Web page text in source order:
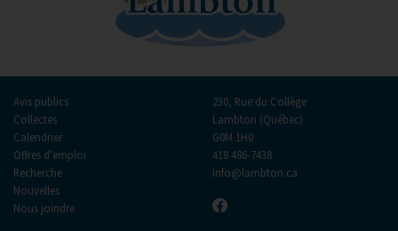
Avis publics
Collectes
Calendrier
Offres d'emploi
Recherche
Nouvelles
Nous joindre
230, Rue du Collège
Lambton (Québec)
G0M 1H0
418 486-7438
info@lambton.ca